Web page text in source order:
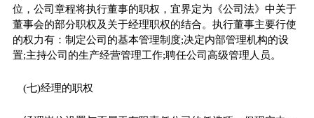
位，公司章程将执行董事的职权，宜界定为《公司法》中关于
董事会的部分职权及关于经理职权的结合。执行董事主要行使
的权力有：制定公司的基本管理制度;决定内部管理机构的设
置;主持公司的生产经营管理工作;聘任公司高级管理人员。
(七)经理的职权